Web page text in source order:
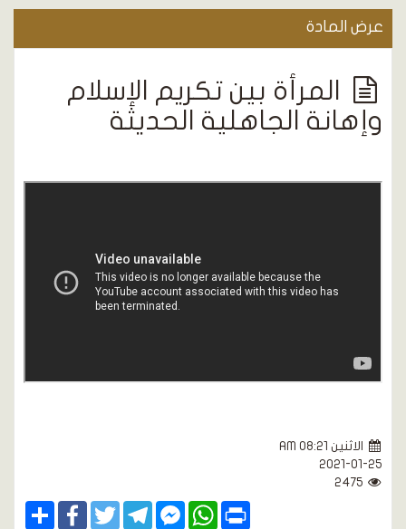
عرض المادة
المرأة بين تكريم الإسلام
وإهانة الجاهلية الحديثة
الاثنين AM 08:21
2021-01-25
Share
FacebookTwitterTelegramFacebook
Messenger
WhatsApp Print